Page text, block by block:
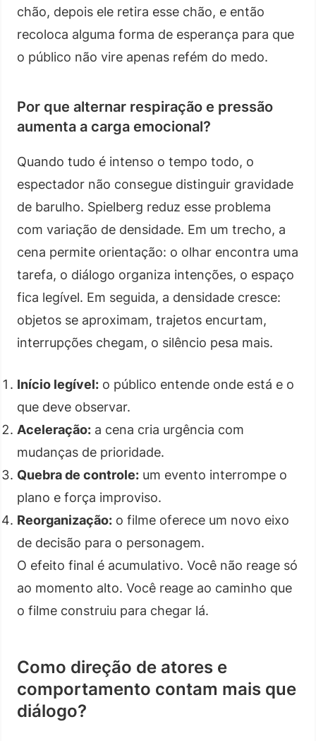
chão, depois ele retira esse chão, e então
recoloca alguma forma de esperança para que
o público não vire apenas refém do medo.
Por que alternar respiração e pressão
aumenta a carga emocional?
Quando tudo é intenso o tempo todo, o
espectador não consegue distinguir gravidade
de barulho. Spielberg reduz esse problema
com variação de densidade. Em um trecho, a
cena permite orientação: o olhar encontra uma
tarefa, o diálogo organiza intenções, o espaço
fica legível. Em seguida, a densidade cresce:
objetos se aproximam, trajetos encurtam,
interrupções chegam, o silêncio pesa mais.
Início legível: o público entende onde está e o
que deve observar.
Aceleração: a cena cria urgência com
mudanças de prioridade.
Quebra de controle: um evento interrompe o
plano e força improviso.
Reorganização: o filme oferece um novo eixo
de decisão para o personagem.
O efeito final é acumulativo. Você não reage só
ao momento alto. Você reage ao caminho que
o filme construiu para chegar lá.
Como direção de atores e
comportamento contam mais que
diálogo?